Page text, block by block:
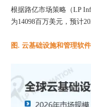
根据路亿市场策略（LP
为14098百万美元，预计
图. 云基础设施和管理软